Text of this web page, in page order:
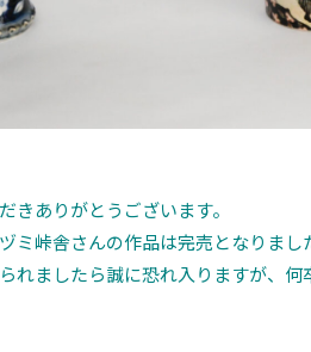
きありがとうございます。
ミ峠舎さんの作品は完売となりまし
れましたら誠に恐れ入りますが、何